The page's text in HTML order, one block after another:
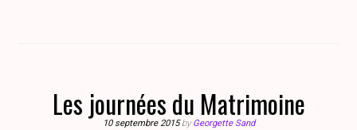
Les journées du Matrimoine
10 septembre 2015byGeorgette Sand